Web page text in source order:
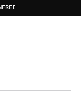
Weihnachtsauto fog